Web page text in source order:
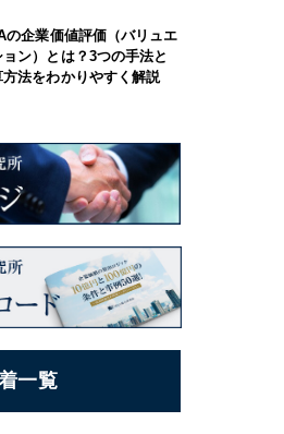
の企業価値評価（バリュエ
ョン）とは？3つの手法と
方法をわかりやすく解説
一覧